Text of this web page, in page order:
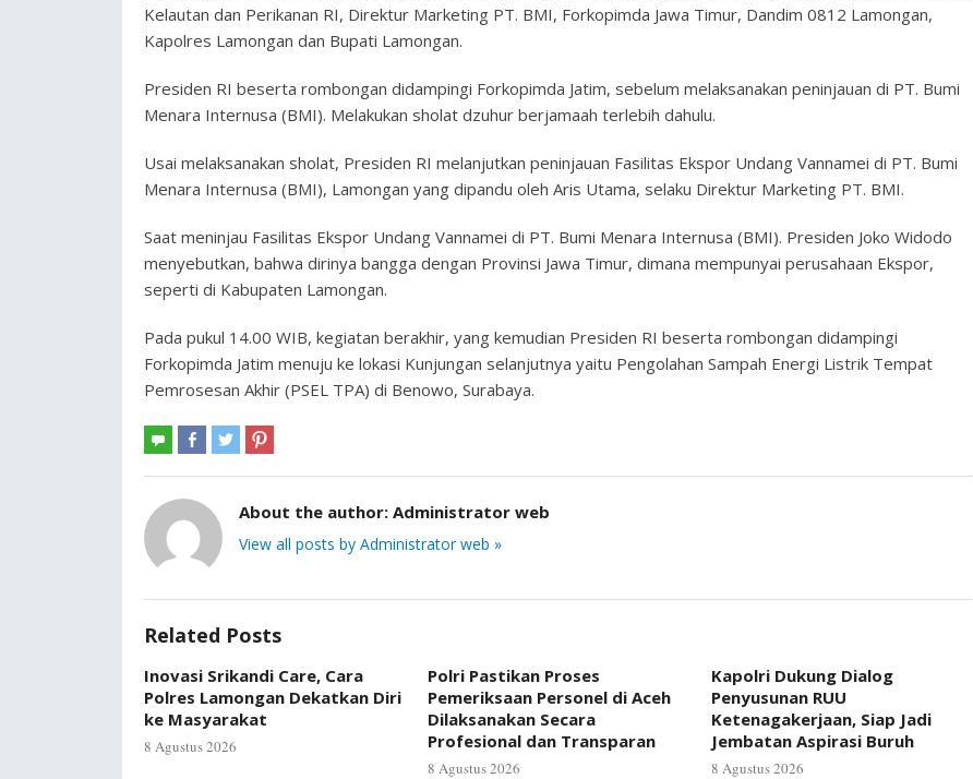
Kelautan dan Perikanan RI, Direktur Marketing PT. BMI, Forkopimda Jawa Timur, Dandim 0812 Lamongan,
Kapolres Lamongan dan Bupati Lamongan.
Presiden RI beserta rombongan didampingi Forkopimda Jatim, sebelum melaksanakan peninjauan di PT. Bumi
Menara Internusa (BMI). Melakukan sholat dzuhur berjamaah terlebih dahulu.
Usai melaksanakan sholat, Presiden RI melanjutkan peninjauan Fasilitas Ekspor Undang Vannamei di PT. Bumi
Menara Internusa (BMI), Lamongan yang dipandu oleh Aris Utama, selaku Direktur Marketing PT. BMI.
Saat meninjau Fasilitas Ekspor Undang Vannamei di PT. Bumi Menara Internusa (BMI). Presiden Joko Widodo
menyebutkan, bahwa dirinya bangga dengan Provinsi Jawa Timur, dimana mempunyai perusahaan Ekspor,
seperti di Kabupaten Lamongan.
Pada pukul 14.00 WIB, kegiatan berakhir, yang kemudian Presiden RI beserta rombongan didampingi
Forkopimda Jatim menuju ke lokasi Kunjungan selanjutnya yaitu Pengolahan Sampah Energi Listrik Tempat
Pemrosesan Akhir (PSEL TPA) di Benowo, Surabaya.
About the author: Administrator web
View all posts by Administrator web »
Related Posts
Inovasi Srikandi Care, Cara
Polres Lamongan Dekatkan Diri
ke Masyarakat
8 Agustus 2026
Polri Pastikan Proses
Pemeriksaan Personel di Aceh
Dilaksanakan Secara
Profesional dan Transparan
8 Agustus 2026
Kapolri Dukung Dialog
Penyusunan RUU
Ketenagakerjaan, Siap Jadi
Jembatan Aspirasi Buruh
8 Agustus 2026